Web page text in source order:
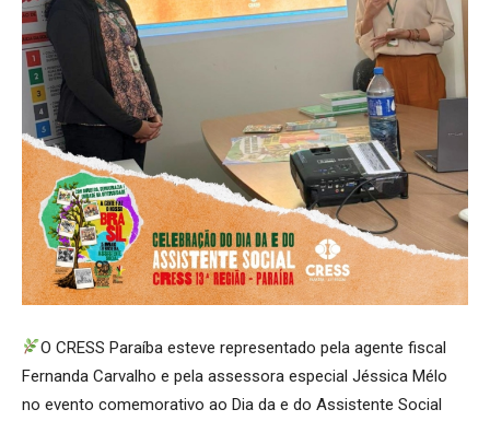
O CRESS Paraíba esteve representado pela agente fiscal
Fernanda Carvalho e pela assessora especial Jéssica Mélo
no evento comemorativo ao Dia da e do Assistente Social